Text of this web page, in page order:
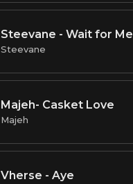
Steevane - Wait for Me
Steevane
Majeh- Casket Love
Majeh
Vherse - Aye